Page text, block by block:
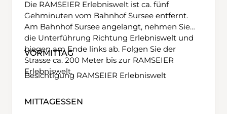
Die RAMSEIER Erlebniswelt ist ca. fünf
Gehminuten vom Bahnhof Sursee entfernt.
Am Bahnhof Sursee angelangt, nehmen Sie
die Unterführung Richtung Erlebniswelt und
biegen am Ende links ab. Folgen Sie der
Strasse ca. 200 Meter bis zur RAMSEIER
Erlebniswelt.
VORMITTAG
Besichtigung RAMSEIER Erlebniswelt
MITTAGESSEN